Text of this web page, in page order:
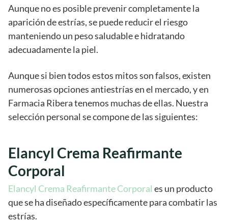
Aunque no es posible prevenir completamente la
aparición de estrías, se puede reducir el riesgo
manteniendo un peso saludable e hidratando
adecuadamente la piel.
Aunque si bien todos estos mitos son falsos, existen
numerosas opciones antiestrías en el mercado, y en
Farmacia Ribera tenemos muchas de ellas. Nuestra
selección personal se compone de las siguientes:
Elancyl Crema Reafirmante
Corporal
Elancyl Crema Reafirmante Corporal es un producto
que se ha diseñado específicamente para combatir las
estrías.